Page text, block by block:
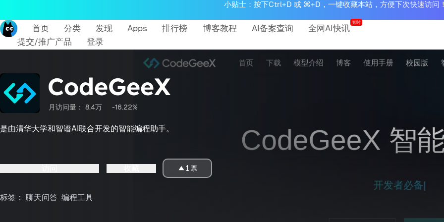
小贴士：按下Ctrl+D 或 ⌘+D，一键收藏本站，方便下次快速访问
首页 分类 发现 Apps 排行榜 博客教程 AI备案查询 全网AI快讯
实时
提交/推广产品 登录
CodeGeeX
月访问量： 8.4万 -16.22%
是由清华大学和智谱AI联合开发的智能编程助手。
1 票
标签： 聊天问答 编程工具